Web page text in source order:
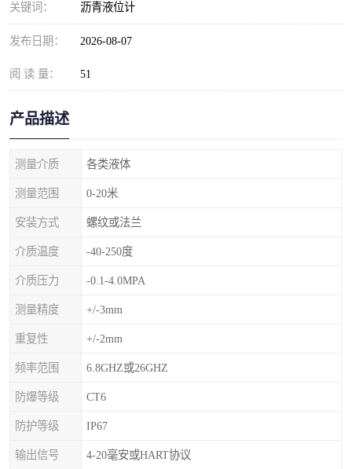
关键词： 沥青液位计
发布日期： 2026-08-07
阅 读 量： 51
产品描述
测量介质 各类液体
测量范围 0-20米
安装方式 螺纹或法兰
介质温度 -40-250度
介质压力 -0.1-4.0MPA
测量精度 +/-3mm
重复性 +/-2mm
频率范围 6.8GHZ或26GHZ
防爆等级 CT6
防护等级 IP67
输出信号 4-20毫安或HART协议